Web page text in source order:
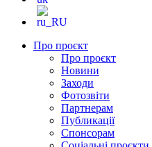
Про проєкт
Про проєкт
Новини
Заходи
Фотозвіти
Партнерам
Публикації
Спонсорам